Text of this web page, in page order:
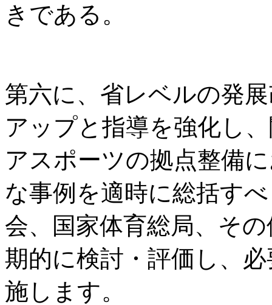
きである。
第六に、省レベルの発
アップと指導を強化し
アスポーツの拠点整備
な事例を適時に総括す
会、国家体育総局、そ
期的に検討・評価し、
施します。